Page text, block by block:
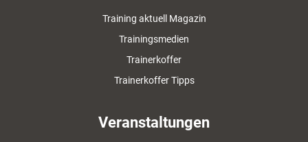
Training aktuell Magazin
Trainingsmedien
Trainerkoffer
Trainerkoffer Tipps
Veranstaltungen